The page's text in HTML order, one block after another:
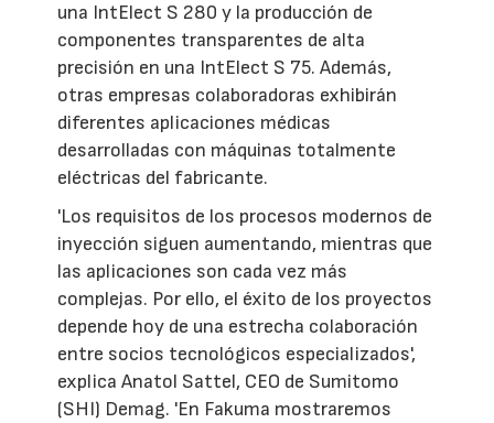
una IntElect S 280 y la producción de
componentes transparentes de alta
precisión en una IntElect S 75. Además,
otras empresas colaboradoras exhibirán
diferentes aplicaciones médicas
desarrolladas con máquinas totalmente
eléctricas del fabricante.
'Los requisitos de los procesos modernos de
inyección siguen aumentando, mientras que
las aplicaciones son cada vez más
complejas. Por ello, el éxito de los proyectos
depende hoy de una estrecha colaboración
entre socios tecnológicos especializados',
explica Anatol Sattel, CEO de Sumitomo
(SHI) Demag. 'En Fakuma mostraremos